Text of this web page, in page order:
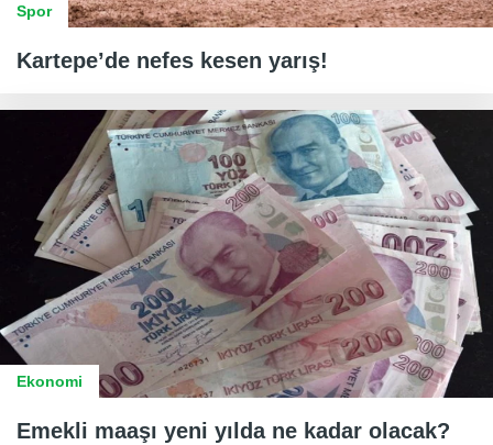
Spor
Kartepe’de nefes kesen yarış!
Ekonomi
Emekli maaşı yeni yılda ne kadar olacak?